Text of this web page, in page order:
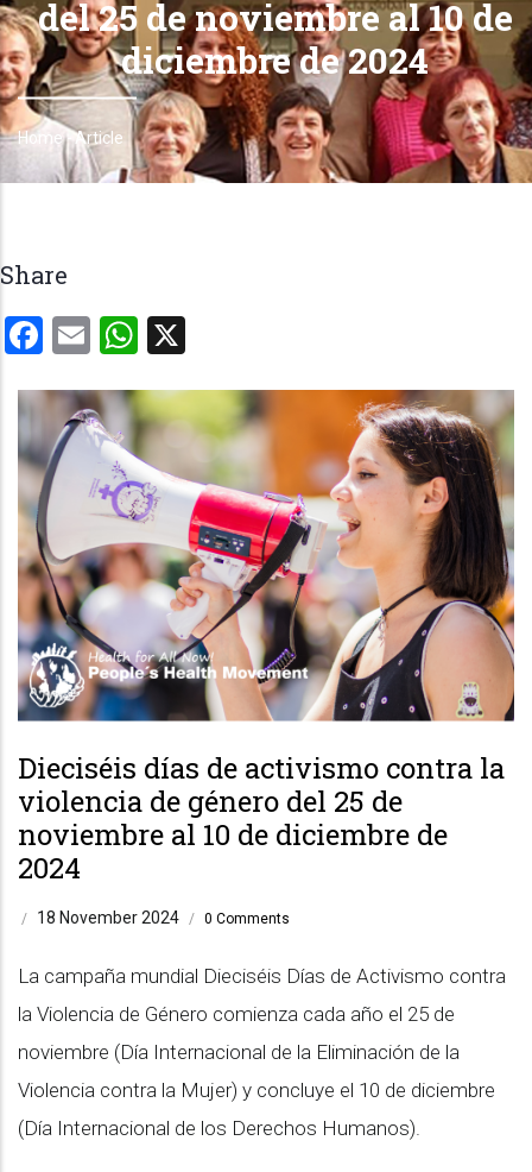
del 25 de noviembre al 10 de
diciembre de 2024
Breadcrumb
Home -Article
Share
Facebook
EmailWhatsApp
Dieciséis días de activismo contra la
violencia de género del 25 de
noviembre al 10 de diciembre de
2024
/ 18 November 2024 / 0 Comments
La campaña mundial Dieciséis Días de Activismo contra
la Violencia de Género comienza cada año el 25 de
noviembre (Día Internacional de la Eliminación de la
Violencia contra la Mujer) y concluye el 10 de diciembre
(Día Internacional de los Derechos Humanos).